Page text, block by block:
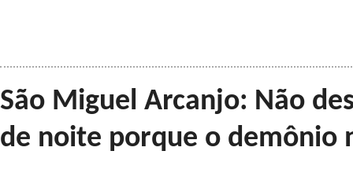
São Miguel Arcanjo: Não
de noite porque o demônio